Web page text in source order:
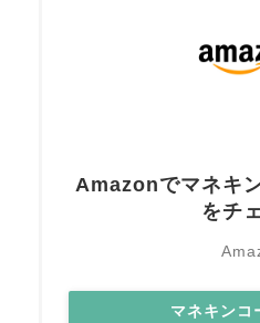
Amazonでマネキ
をチ
マネキンコ